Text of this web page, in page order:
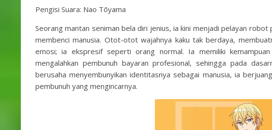
Pengisi Suara: Nao Tōyama
Seorang mantan seniman bela diri jenius, ia kini menjadi pelayan
membenci manusia. Otot-otot wajahnya kaku tak berdaya,
emosi; ia ekspresif seperti orang normal. Ia memiliki
mengalahkan pembunuh bayaran profesional, sehingga pada
berusaha menyembunyikan identitasnya sebagai manusia, ia
pembunuh yang mengincarnya.